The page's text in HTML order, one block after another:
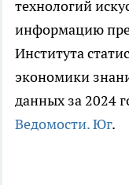
технологий
информацию
Института
экономики
данных за 2024
Ведомости. Юг.